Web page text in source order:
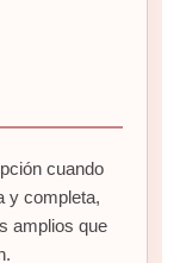
cuando
y completa,
amplios que